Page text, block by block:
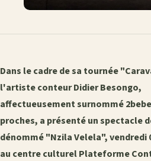
Dans le cadre de sa tournée
l'artiste conteur Didier Besongo,
affectueusement surnommé
proches, a présenté un spectacle
dénommé "Nzila Velela", vendredi
au centre culturel Plateforme